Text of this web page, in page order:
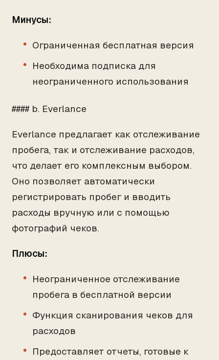
Минусы:
Ограниченная бесплатная версия
Необходима подписка для
неограниченного использования
#### b. Everlance
Everlance предлагает как отслеживание
пробега, так и отслеживание расходов,
что делает его комплексным выбором.
Оно позволяет автоматически
регистрировать пробег и вводить
расходы вручную или с помощью
фотографий чеков.
Плюсы:
Неограниченное отслеживание
пробега в бесплатной версии
Функция сканирования чеков для
расходов
Предоставляет отчеты, готовые к